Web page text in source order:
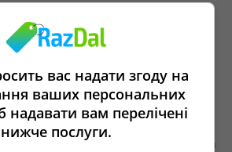
в магістерській роботі в Україні
25 февраля 2026 14:49
кейсів в магістерській роботі в Україні?
повний спектр послуг з рішення кейсів в
вас надати згоду на
ваших персональних
вам перелічені
нижче послуги.